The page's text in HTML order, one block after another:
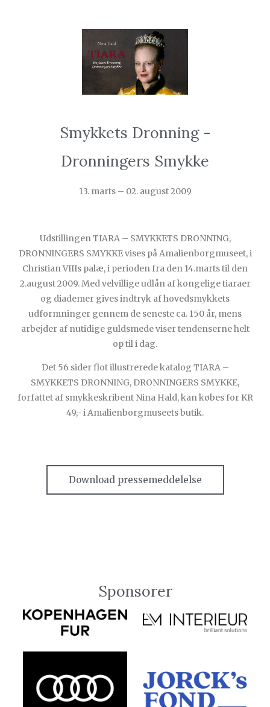
Smykkets Dronning -
Dronningers Smykke
13. marts – 02. august 2009
Udstillingen TIARA – SMYKKETS DRONNING,
DRONNINGERS SMYKKE vises på Amalienborgmuseet, i
Christian VIIIs palæ, i perioden fra den 14.marts til den
2.august 2009. Med velvillige udlån af kongelige tiaraer
og diademer gives indtryk af hovedsmykkets
udformninger gennem de seneste ca. 150 år, mens
arbejder af nutidige guldsmede viser tendenserne helt
op til i dag.
Det 56 sider flot illustrerede katalog TIARA –
SMYKKETS DRONNING, DRONNINGERS SMYKKE,
forfattet af smykkeskribent Nina Hald, kan købes for KR
49,- i Amalienborgmuseets butik.
Download pressemeddelelse
Sponsorer